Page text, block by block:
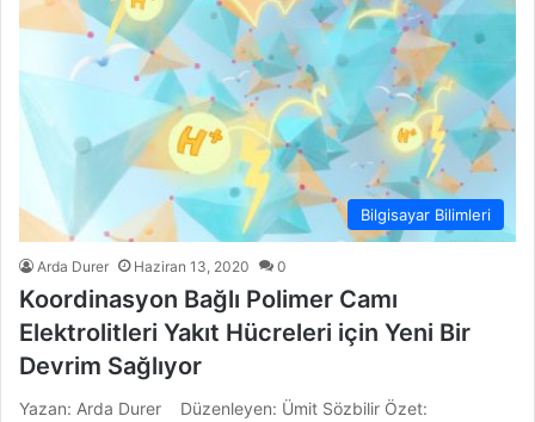
Bilgisayar Bilimleri
Arda Durer Haziran 13, 2020 0
Koordinasyon Bağlı Polimer Camı
Elektrolitleri Yakıt Hücreleri için Yeni Bir
Devrim Sağlıyor
Yazan: Arda Durer Düzenleyen: Ümit Sözbilir Özet: